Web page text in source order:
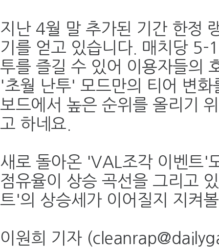
지난 4월 말 추가된 기간 한정
기를 얻고 있습니다. 매치당 5-
투를 즐길 수 있어 이용자들의
'초월 난투' 모드만의 티어 변
보드에서 높은 순위를 올리기
고 하네요.
새로 돌아온 'VAL조각 이벤트'
점유율이 상승 곡선을 그리고
트'의 상승세가 이어질지 지켜
이원희 기자